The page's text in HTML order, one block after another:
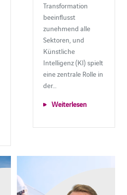
Transformation
beeinflusst
zunehmend alle
Sektoren, und
Künstliche
Intelligenz (KI) spielt
eine zentrale Rolle in
der…
Weiterlesen